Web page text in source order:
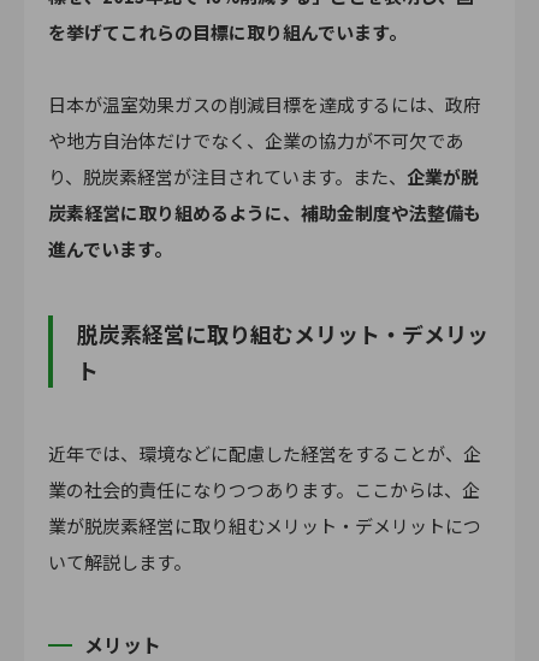
を挙げてこれらの目標に取り組んでいます。
日本が温室効果ガスの削減目標を達成するには、政府
や地方自治体だけでなく、企業の協力が不可欠であ
り、脱炭素経営が注目されています。また、 企業が脱
炭素経営に取り組めるように、補助金制度や法整備も
進んでいます。
脱炭素経営に取り組むメリット・デメリッ
ト
近年では、環境などに配慮した経営をすることが、企
業の社会的責任になりつつあります。ここからは、企
業が脱炭素経営に取り組むメリット・デメリットにつ
いて解説します。
メリット